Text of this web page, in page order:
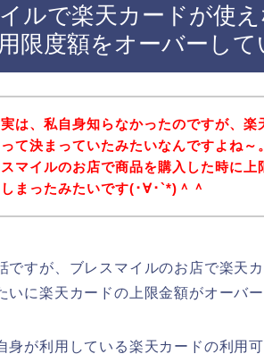
ルで楽天カードが使
限度額をオーバーして
実は、私自身知らなかったのですが、楽
って決まっていたみたいなんですよね～
スマイルのお店で商品を購入した時に上
しまったみたいです(･∀･`*)＾＾
ですが、ブレスマイルのお店で楽天
いに楽天カードの上限金額がオーバ
身が利用している楽天カードの利用